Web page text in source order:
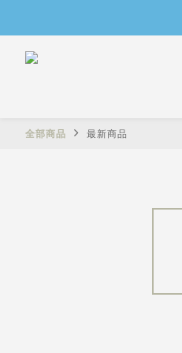
全部商品 最新商品